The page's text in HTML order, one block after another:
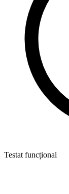
Testat funcțional